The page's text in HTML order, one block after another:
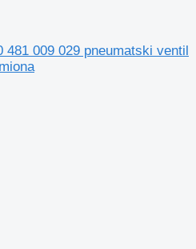
481 009 029 pneumatski ventil